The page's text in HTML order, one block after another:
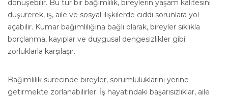
dönüşebilir. Bu tür bir bağımlılık, bireylerin yaşam kalitesini
düşürerek, iş, aile ve sosyal ilişkilerde ciddi sorunlara yol
açabilir. Kumar bağımlılığına bağlı olarak, bireyler sıklıkla
borçlanma, kayıplar ve duygusal dengesizlikler gibi
zorluklarla karşılaşır.
Bağımlılık sürecinde bireyler, sorumluluklarını yerine
getirmekte zorlanabilirler. İş hayatındaki başarısızlıklar, aile